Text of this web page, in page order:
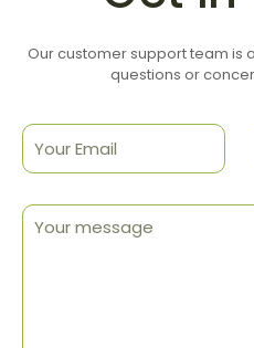
Our customer support team is
questions or